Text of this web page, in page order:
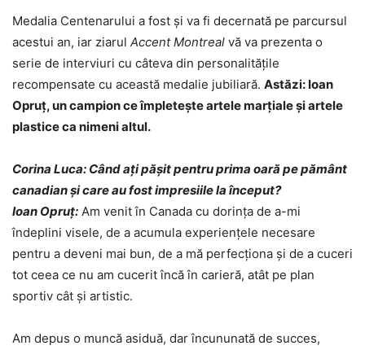
Medalia Centenarului a fost și va fi decernată pe parcursul
acestui an, iar ziarul Accent Montreal vă va prezenta o
serie de interviuri cu câteva din personalitățile
recompensate cu această medalie jubiliară. Astăzi: Ioan
Opruț, un campion ce împletește artele marțiale și artele
plastice ca nimeni altul.
Corina Luca: Când ați pășit pentru prima oară pe pământ
canadian și care au fost impresiile la început?
Ioan Opruț: Am venit în Canada cu dorința de a-mi
îndeplini visele, de a acumula experiențele necesare
pentru a deveni mai bun, de a mă perfecționa și de a cuceri
tot ceea ce nu am cucerit încă în carieră, atât pe plan
sportiv cât și artistic.
Am depus o muncă asiduă, dar încununată de succes,